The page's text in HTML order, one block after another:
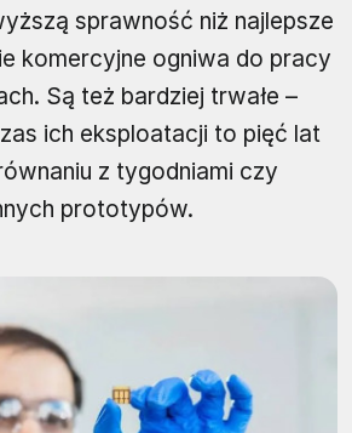
sprawność niż najlepsze
komercyjne ogniwa do pracy
Są też bardziej trwałe –
ich eksploatacji to pięć lat
z tygodniami czy
prototypów.